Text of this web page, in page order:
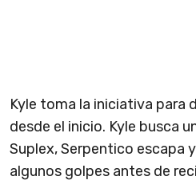
Kyle toma la iniciativa para
desde el inicio. Kyle busca
Suplex, Serpentico escapa
algunos golpes antes de